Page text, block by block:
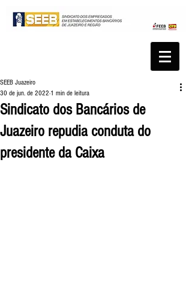
Sindicato dos Bancários de
Juazeiro repudia conduta do
presidente da Caixa
SEEB Juazeiro
30 de jun. de 2022 1 min de leitura